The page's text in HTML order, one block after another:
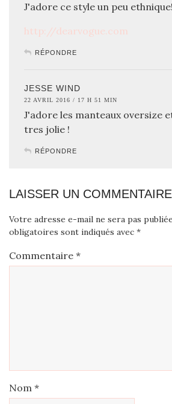
J'adore ce style un peu ethnique!
http://dearvogue.com
RÉPONDRE
JESSE WIND
22 AVRIL 2016 / 17 H 51 MIN
J'adore les manteaux oversize
tres jolie !
RÉPONDRE
LAISSER UN COMMENTAIRE
Votre adresse e-mail ne sera pas
obligatoires sont indiqués avec *
Commentaire *
Nom *